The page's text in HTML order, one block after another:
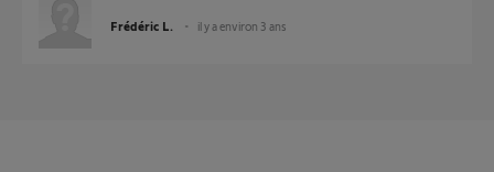
Frédéric L. il y a environ 3 ans